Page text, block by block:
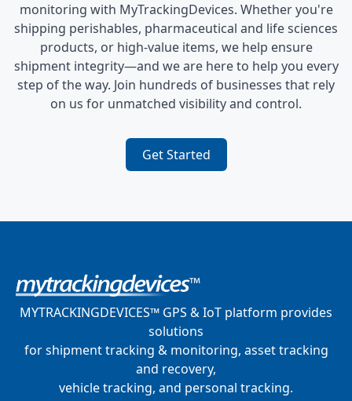
monitoring with MyTrackingDevices. Whether you're
shipping perishables, pharmaceutical and life sciences
products, or high-value items, we help ensure
shipment integrity—and we are here to help you every
step of the way. Join hundreds of businesses that rely
on us for unmatched visibility and control.
Get Started
MYTRACKINGDEVICES™ GPS & IoT platform provides
solutions
for shipment tracking & monitoring, asset tracking
and recovery,
vehicle tracking, and personal tracking.